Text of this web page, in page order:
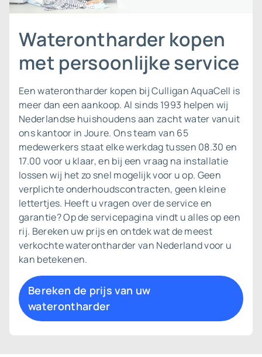
Waterontharder kopen
met persoonlijke service
Een waterontharder kopen bij Culligan AquaCell is
meer dan een aankoop. Al sinds 1993 helpen wij
Nederlandse huishoudens aan zacht water vanuit
ons kantoor in Joure. Ons team van 65
medewerkers staat elke werkdag tussen 08.30 en
17.00 voor u klaar, en bij een vraag na installatie
lossen wij het zo snel mogelijk voor u op. Geen
verplichte onderhoudscontracten, geen kleine
lettertjes. Heeft u vragen over deservice en
garantie? Op de servicepagina vindt u alles op een
rij. Bereken uw prijs en ontdek wat de meest
verkochte waterontharder van Nederland voor u
kan betekenen.
Bereken de prijs van uw
waterontharder